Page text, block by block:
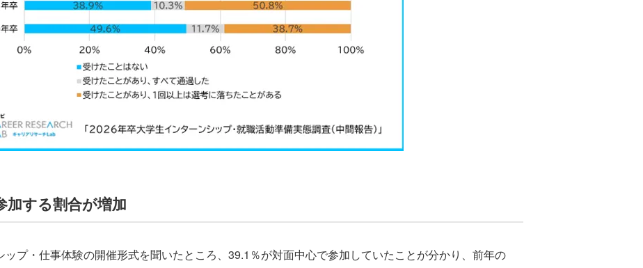
加する割合が増加
プ・仕事体験の開催形式を聞いたところ、39.1％が対面中心で参加していたことが分かり、前年の